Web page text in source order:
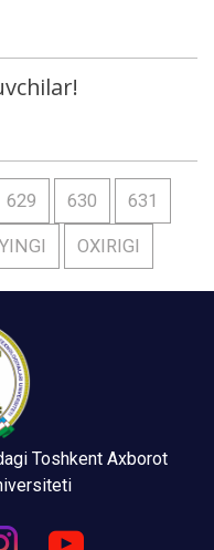
629 630 631
OXIRIGI
Toshkent Axborot